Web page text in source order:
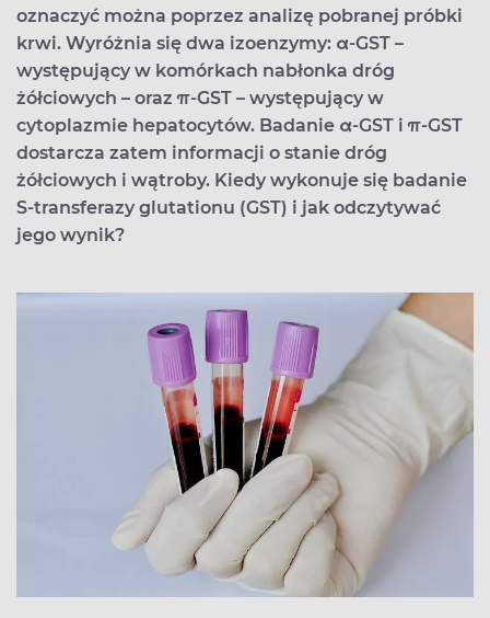
oznaczyć można poprzez analizę pobranej próbki
krwi. Wyróżnia się dwa izoenzymy: α-GST –
występujący w komórkach nabłonka dróg
żółciowych – oraz π-GST – występujący w
cytoplazmie hepatocytów. Badanie α-GST i π-GST
dostarcza zatem informacji o stanie dróg
żółciowych i wątroby. Kiedy wykonuje się badanie
S-transferazy glutationu (GST) i jak odczytywać
jego wynik?